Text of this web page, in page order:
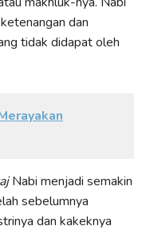
dan
tidak didapat oleh
Nabi menjadi semakin
sebelumnya
dan kakeknya